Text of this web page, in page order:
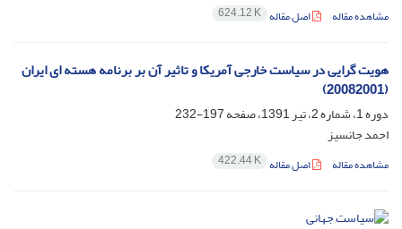
مشاهده مقاله اصل مقاله 624.12 K
هویت گرایی در سیاست خارجی آمریکا و تاثیر آن بر برنامه هسته ای ایران
(20082001)
دوره 1، شماره 2، تیر 1391، صفحه
197-232
احمد جانسیز
مشاهده مقاله اصل مقاله 422.44 K